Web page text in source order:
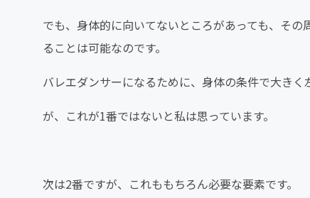
でも、身体的に向いてないところがあっても、そ
ることは可能なのです。
バレエダンサーになるために、身体の条件で大きく
が、これが1番ではないと私は思っています。
次は2番ですが、これももちろん必要な要素です。